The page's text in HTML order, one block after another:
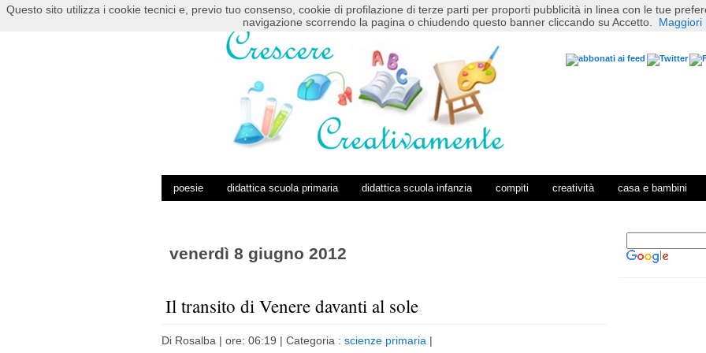
HOME POSTS RSS COMMENTS RSS
poesie didattica scuola primaria didattica scuola infanzia compiti creatività casa e bambini
venerdì 8 giugno 2012
Il transito di Venere davanti al sole
Di Rosalba | ore: 06:19 | Categoria : scienze primaria |
Questo sito utilizza i cookie tecnici e, previo tuo consenso, cookie di profilazione di terze parti per proporti pubblicità in linea con le tue
navigazione scorrendo la pagina o chiudendo questo banner cliccando su Accetto.
Maggiori